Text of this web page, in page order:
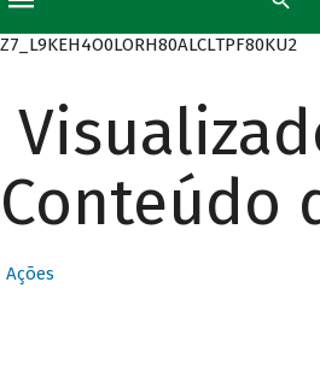
Z7_L9KEH4O0LORH80ALCLTPF80KU2
Conteúdo
Ações